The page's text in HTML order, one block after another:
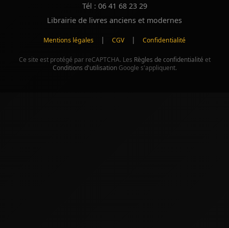
Tél : 06 41 68 23 29
Librairie de livres anciens et modernes
Mentions légales | CGV | Confidentialité
Ce site est protégé par reCAPTCHA. Les Règles de confidentialité et
Conditions d'utilisationGoogle s'appliquent.